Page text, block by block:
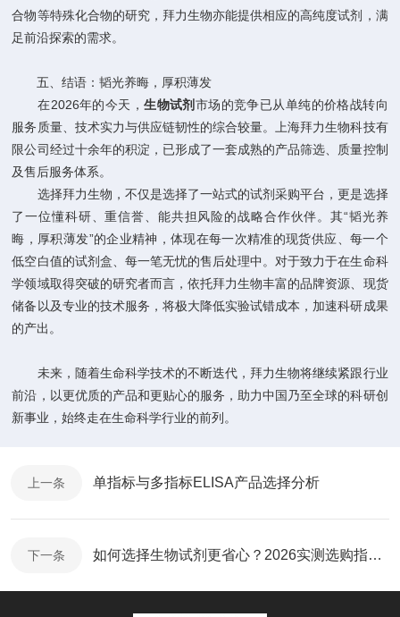
合物等特殊化合物的研究，拜力生物亦能提供相应的高纯度试剂，满
足前沿探索的需求。
五、结语：韬光养晦，厚积薄发
在2026年的今天，生物试剂 市场的竞争已从单纯的价格战转向
服务质量、技术实力与供应链韧性的综合较量。上海拜力生物科技有
限公司经过十余年的积淀，已形成了一套成熟的产品筛选、质量控制
及售后服务体系。
选择拜力生物，不仅是选择了一站式的试剂采购平台，更是选择
了一位懂科研、重信誉、能共担风险的战略合作伙伴。其“韬光养
晦，厚积薄发”的企业精神，体现在每一次精准的现货供应、每一个
低空白值的试剂盒、每一笔无忧的售后处理中。对于致力于在生命科
学领域取得突破的研究者而言，依托拜力生物丰富的品牌资源、现货
储备以及专业的技术服务，将极大降低实验试错成本，加速科研成果
的产出。
未来，随着生命科学技术的不断迭代，拜力生物将继续紧跟行业
前沿，以更优质的产品和更贴心的服务，助力中国乃至全球的科研创
新事业，始终走在生命科学行业的前列。
上一条 单指标与多指标ELISA产品选择分析
下一条 如何选择生物试剂更省心？2026实测选购指南：拜力生物的3大选购关键点